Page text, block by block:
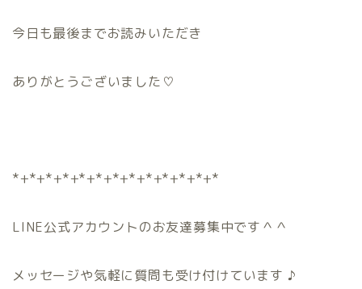
今日も最後までお読みいただき
ありがとうございました♡
*+*+*+*+*+*+*+*+*+*+*+*+*
LINE公式アカウントのお友達募集中です＾＾
メッセージや気軽に質問も受け付けています ♪